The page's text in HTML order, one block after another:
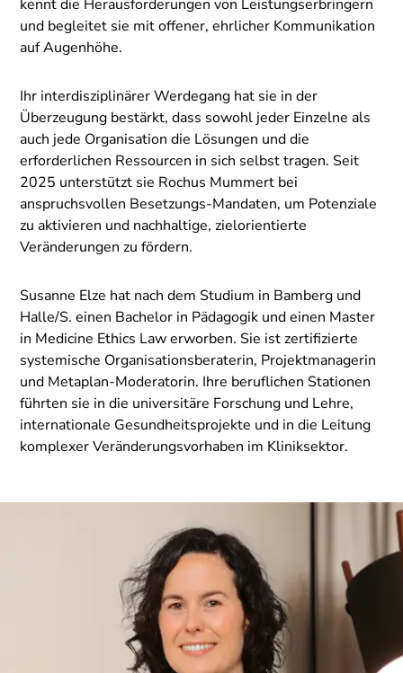
kennt die Herausforderungen von Leistungserbringern
und begleitet sie mit offener, ehrlicher Kommunikation
auf Augenhöhe.
Ihr interdisziplinärer Werdegang hat sie in der
Überzeugung bestärkt, dass sowohl jeder Einzelne als
auch jede Organisation die Lösungen und die
erforderlichen Ressourcen in sich selbst tragen. Seit
2025 unterstützt sie Rochus Mummert bei
anspruchsvollen Besetzungs-Mandaten, um Potenziale
zu aktivieren und nachhaltige, zielorientierte
Veränderungen zu fördern.
Susanne Elze hat nach dem Studium in Bamberg und
Halle/S. einen Bachelor in Pädagogik und einen Master
in Medicine Ethics Law erworben. Sie ist zertifizierte
systemische Organisationsberaterin, Projektmanagerin
und Metaplan-Moderatorin. Ihre beruflichen Stationen
führten sie in die universitäre Forschung und Lehre,
internationale Gesundheitsprojekte und in die Leitung
komplexer Veränderungsvorhaben im Kliniksektor.